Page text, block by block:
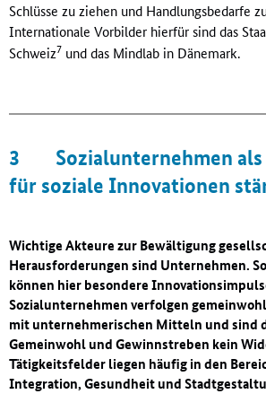
Schlüsse zu ziehen und Handlungsbedarfe
Internationale Vorbilder hierfür sind das
Schweiz7 und das Mindlab in Dänemark.
3
Sozialunternehmen
für soziale Innovationen
Wichtige Akteure zur Bewältigung
Herausforderungen sind Unternehmen.
können hier besondere
Sozialunternehmen verfolgen
mit unternehmerischen Mitteln und sind
Gemeinwohl und Gewinnstreben kein
Tätigkeitsfelder liegen häufig in den
Integration, Gesundheit und